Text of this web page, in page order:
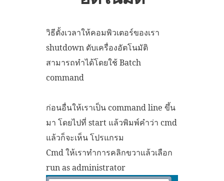
วิธีตั้งเวลาให้คอมพิวเตอร์ของเรา
shutdown ดับเครื่องอัตโนมัติ
สามารถทำได้โดยใช้ Batch
command
ก่อนอื่นให้เราเป็น command line ขึ้น
มา โดยไปที่ start แล้วพิมพ์คำว่า cmd
แล้วก็จะเห็น โปรแกรม
Cmd ให้เราทำการคลิกขวาแล้วเลือก
run as administrator